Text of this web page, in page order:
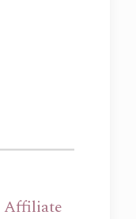
Affiliate